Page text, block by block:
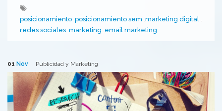
posicionamiento posicionamiento sem marketing digital
redes sociales marketing email marketing
01 Nov Publicidad y Marketing